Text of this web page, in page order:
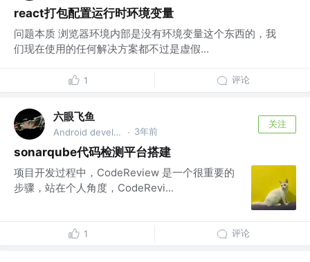
react打包配置运行时环境变量
问题本质 浏览器环境内部是没有环境变量这个东西的，我
们现在使用的任何解决方案都不过是虚假...
1 评论
六眼飞鱼
Android developer & Java developer · 3年前
关注
sonarqube代码检测平台搭建
项目开发过程中，CodeReview 是一个很重要的
步骤，站在个人角度，CodeRevi...
1 评论